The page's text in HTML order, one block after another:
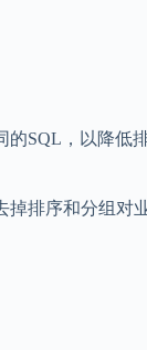
SQL，以降低
排序和分组对